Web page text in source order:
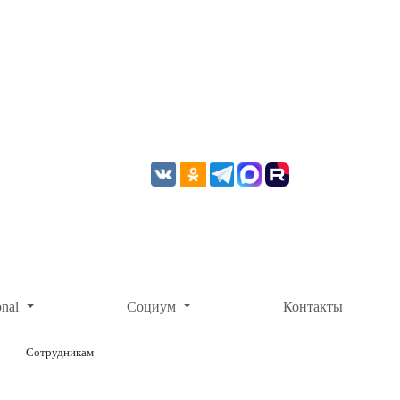
Социум Контакты
Сотрудникам